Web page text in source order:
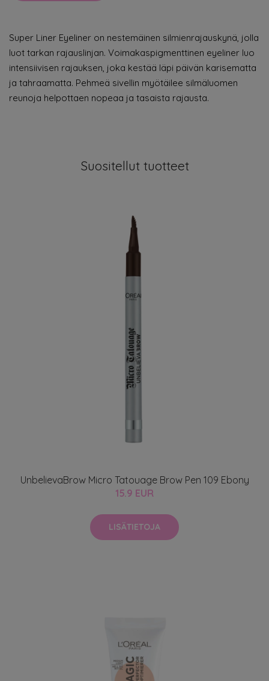
Super Liner Eyeliner on nestemäinen silmienrajauskynä, jolla
luot tarkan rajauslinjan. Voimakaspigmenttinen eyeliner luo
intensiivisen rajauksen, joka kestää läpi päivän karisematta
ja tahraamatta. Pehmeä sivellin myötäilee silmäluomen
reunoja helpottaen nopeaa ja tasaista rajausta.
Suositellut tuotteet
UnbelievaBrow Micro Tatouage Brow Pen 109 Ebony
15.9 EUR
LISÄTIETOJA